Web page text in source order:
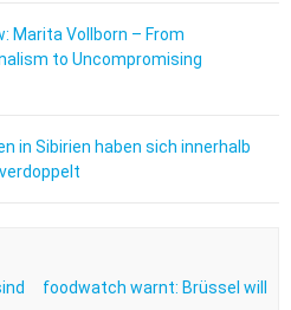
Marita Vollborn – From
to Uncompromising
in Sibirien haben sich innerhalb
foodwatch warnt: Brüssel will